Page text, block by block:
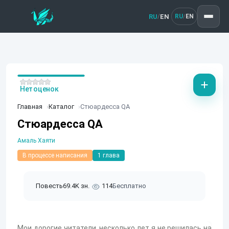
RU/EN RU/ EN
Главная Каталог Стюардесса QA
Стюардесса QA
Амаль Хаяти
В процессе написания 1 глава
Повесть69.4K зн. 114Бесплатно
Нет оценок